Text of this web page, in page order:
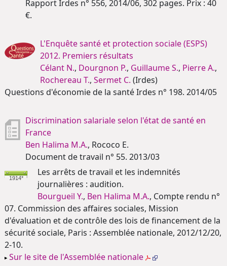
Rapport Irdes n° 556, 2014/06, 302 pages. Prix : 40
€.
L'Enquête santé et protection sociale (ESPS)
2012. Premiers résultats
Célant N., Dourgnon P., Guillaume S., Pierre A.,
Rochereau T., Sermet C. (Irdes)
Questions d'économie de la santé Irdes n° 198. 2014/05
Discrimination salariale selon l'état de santé en
France
Ben Halima M.A., Rococo E.
Document de travail n° 55. 2013/03
1914*
Les arrêts de travail et les indemnités
journalières : audition.
Bourgueil Y., Ben Halima M.A., Compte rendu n°
07. Commission des affaires sociales, Mission
d'évaluation et de contrôle des lois de financement de la
sécurité sociale, Paris : Assemblée nationale, 2012/12/20,
2-10.
Sur le site de l'Assemblée nationale